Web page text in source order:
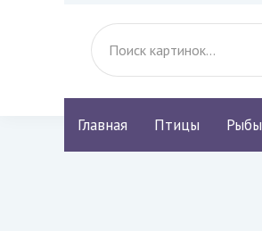
Главная Птицы Рыбы